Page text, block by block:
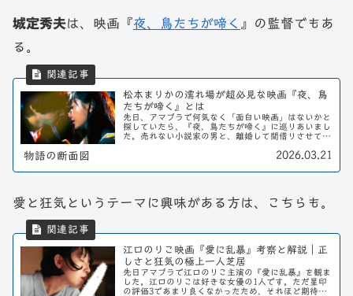
城定秀夫は、映画『夜、鳥たちが啼く 』の監督でもあ
る。
松本まりかの濡れ場が超必見な映画『夜、鳥
たちが啼く』とは
先日、アマプラで何気なく「面白い映画」はないかと
探していたら、『夜、鳥たちが啼く』に巡りあいまし
た。売れない小説家の男と、離婚して間借りさせても
体は落ち着いたもので、どこにでもいそうな市井の
物語の断面図 2026.03.21
愛と狂気というテーマに興味がある方は、こちらも。
江口のりこ映画『愛に乱暴』考察と解説｜正
しさと狂気の極上一人芝居
先日アマプラで江口のりこ主演の『愛に乱暴』を観ま
した。江口のりこは好きな女優の1人です。ただ星印
の評価3であまり良くなかったため、それほど期待せ